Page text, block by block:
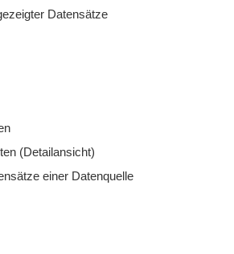
Datensätze
(Detailansicht)
einer Datenquelle